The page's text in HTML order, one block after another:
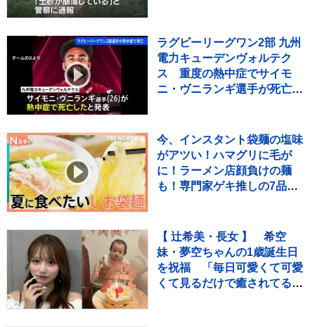
ラグビーリーグワン2部 九州
電力キューデンヴォルテク
ス 重度の熱中症でサイモ
ニ・ヴニランギ選手が死亡と
今、インスタント袋麺の塩味
がアツい！ハマグリに毛が
に！ラーメン店顔負けの麺
も！専門家ゲキ推しの7品を
【 辻希美・長女 】 希空
妹・夢空ちゃんの1歳誕生日
を祝福 「毎日可愛くて可愛
くて見るだけで癒されてる